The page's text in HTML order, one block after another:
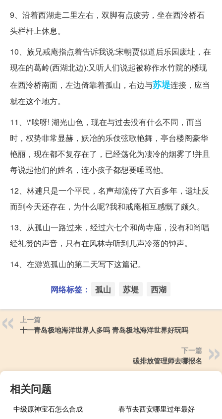
9、沿着西湖走二里左右，双脚有点疲劳，坐在西泠桥石
头栏杆上休息。
10、族兄戒庵指点着告诉我说:宋朝贾似道后乐园废址，在
现在的葛岭(西湖北边):又听人们说起被称作水竹院的楼现
在西泠桥南面，左边倚靠着孤山，右边与苏堤连接，应当
就在这个地方。
11、\"唉呀! 湖光山色，现在与过去没有什么不同，而当
时，权势非常显赫，妖冶的乐伎弦歌艳舞，亭台楼阁豪华
艳丽，现在都不复存在了，已经荡化为凄冷的烟雾了!并且
每说起他们的姓名，连小孩子都想要唾骂他。
12、林逋只是一个平民，名声却流传了六百多年，遗址反
而到今天还存在，为什么呢?我和戒庵相互感慨了颇久。
13、从孤山一路过来，经过六七个和尚寺庙，没有和尚唱
经礼赞的声音，只有在风林寺听到几声冷落的钟声。
14、在游览孤山的第二天写下这篇记。
网络标签： 孤山 苏堤 西湖
上一篇
十一青岛极地海洋世界人多吗 青岛极地海洋世界好玩吗
下一篇
碳排放管理师去哪报名
相关问题
中级原神宝石怎么合成 春节去西安哪里过年最好